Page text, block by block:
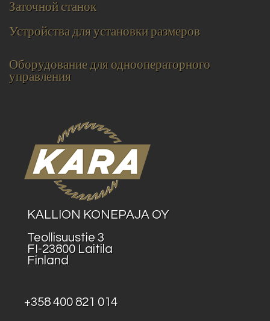
Заточной станок
Устройства для установки размеров
Оборудование для однооператорного
управления
KALLION KONEPAJA OY
Teollisuustie 3
FI-23800 Laitila
Finland
+358 400 821 014